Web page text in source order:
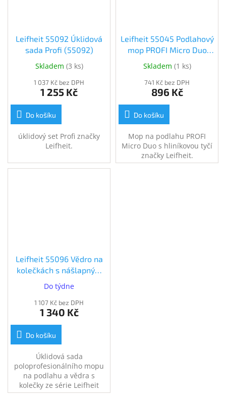
Leifheit 55092 Úklidová
sada Profi (55092)
Skladem (3 ks)
1 037 Kč bez DPH
1 255 Kč
Do košíku
úklidový set Profi značky
Leifheit.
Leifheit 55045 Podlahový
mop PROFI Micro Duo
Skladem (1 ks)
741 Kč bez DPH
896 Kč
Do košíku
Mop na podlahu PROFI
Micro Duo s hliníkovou tyčí
značky Leifheit.
Leifheit 55096 Vědro na
kolečkách s nášlapným
ždímáním + mop Profi
(55096)
Do týdne
1 107 Kč bez DPH
1 340 Kč
Do košíku
Úklidová sada
poloprofesionálního mopu
na podlahu a vědra s
kolečky ze série Leifheit
PROFI.